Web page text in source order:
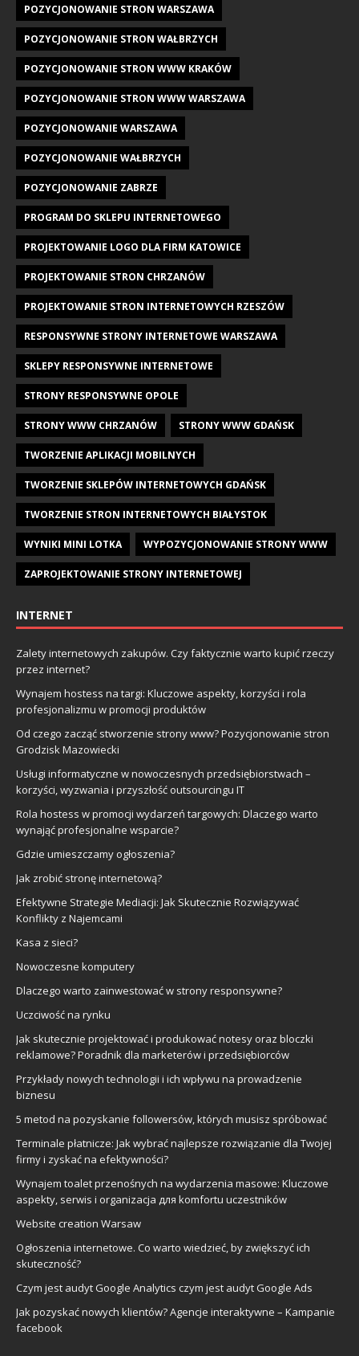
POZYCJONOWANIE STRON WARSZAWA
POZYCJONOWANIE STRON WAŁBRZYCH
POZYCJONOWANIE STRON WWW KRAKÓW
POZYCJONOWANIE STRON WWW WARSZAWA
POZYCJONOWANIE WARSZAWA
POZYCJONOWANIE WAŁBRZYCH
POZYCJONOWANIE ZABRZE
PROGRAM DO SKLEPU INTERNETOWEGO
PROJEKTOWANIE LOGO DLA FIRM KATOWICE
PROJEKTOWANIE STRON CHRZANÓW
PROJEKTOWANIE STRON INTERNETOWYCH RZESZÓW
RESPONSYWNE STRONY INTERNETOWE WARSZAWA
SKLEPY RESPONSYWNE INTERNETOWE
STRONY RESPONSYWNE OPOLE
STRONY WWW CHRZANÓW STRONY WWW GDAŃSK
TWORZENIE APLIKACJI MOBILNYCH
TWORZENIE SKLEPÓW INTERNETOWYCH GDAŃSK
TWORZENIE STRON INTERNETOWYCH BIAŁYSTOK
WYNIKI MINI LOTKA WYPOZYCJONOWANIE STRONY WWW
ZAPROJEKTOWANIE STRONY INTERNETOWEJ
INTERNET
Zalety internetowych zakupów. Czy faktycznie warto kupić rzeczy
przez internet?
Wynajem hostess na targi: Kluczowe aspekty, korzyści i rola
profesjonalizmu w promocji produktów
Od czego zacząć stworzenie strony www? Pozycjonowanie stron
Grodzisk Mazowiecki
Usługi informatyczne w nowoczesnych przedsiębiorstwach –
korzyści, wyzwania i przyszłość outsourcingu IT
Rola hostess w promocji wydarzeń targowych: Dlaczego warto
wynająć profesjonalne wsparcie?
Gdzie umieszczamy ogłoszenia?
Jak zrobić stronę internetową?
Efektywne Strategie Mediacji: Jak Skutecznie Rozwiązywać
Konflikty z Najemcami
Kasa z sieci?
Nowoczesne komputery
Dlaczego warto zainwestować w strony responsywne?
Uczciwość na rynku
Jak skutecznie projektować i produkować notesy oraz bloczki
reklamowe? Poradnik dla marketerów i przedsiębiorców
Przykłady nowych technologii i ich wpływu na prowadzenie
biznesu
5 metod na pozyskanie followersów, których musisz spróbować
Terminale płatnicze: Jak wybrać najlepsze rozwiązanie dla Twojej
firmy i zyskać na efektywności?
Wynajem toalet przenośnych na wydarzenia masowe: Kluczowe
aspekty, serwis i organizacja для komfortu uczestników
Website creation Warsaw
Ogłoszenia internetowe. Co warto wiedzieć, by zwiększyć ich
skuteczność?
Czym jest audyt Google Analytics czym jest audyt Google Ads
Jak pozyskać nowych klientów? Agencje interaktywne – Kampanie
facebook